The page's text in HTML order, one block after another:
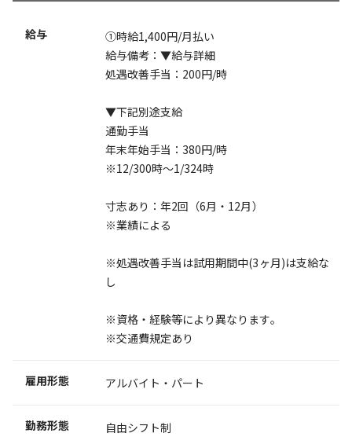
給与
①時給1,400円/月払い
給与備考：▼給与詳細
処遇改善手当：200円/時
▼下記別途支給
通勤手当
年末年始手当：380円/時
※12/300時～1/324時
寸志あり：年2回（6月・12月）
※業績による
※処遇改善手当は試用期間中(3ヶ月)は支給な
し
※資格・経験等により異なります。
※交通費規定あり
雇用形態 アルバイト・パート
勤務形態 自由シフト制